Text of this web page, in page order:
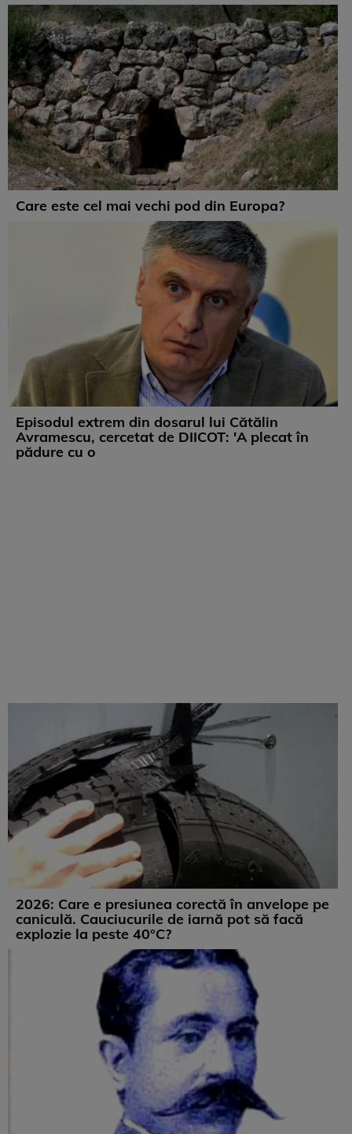
Care este cel mai vechi pod din Europa?
Episodul extrem din dosarul lui Cătălin
Avramescu, cercetat de DIICOT: 'A plecat în
pădure cu o
2026: Care e presiunea corectă în anvelope pe
caniculă. Cauciucurile de iarnă pot să facă
explozie la peste 40°C?